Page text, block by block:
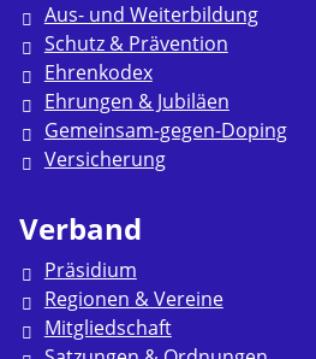
Aus- und Weiterbildung
Schutz & Prävention
Ehrenkodex
Ehrungen & Jubiläen
Gemeinsam-gegen-Doping
Versicherung
Verband
Präsidium
Regionen & Vereine
Mitgliedschaft